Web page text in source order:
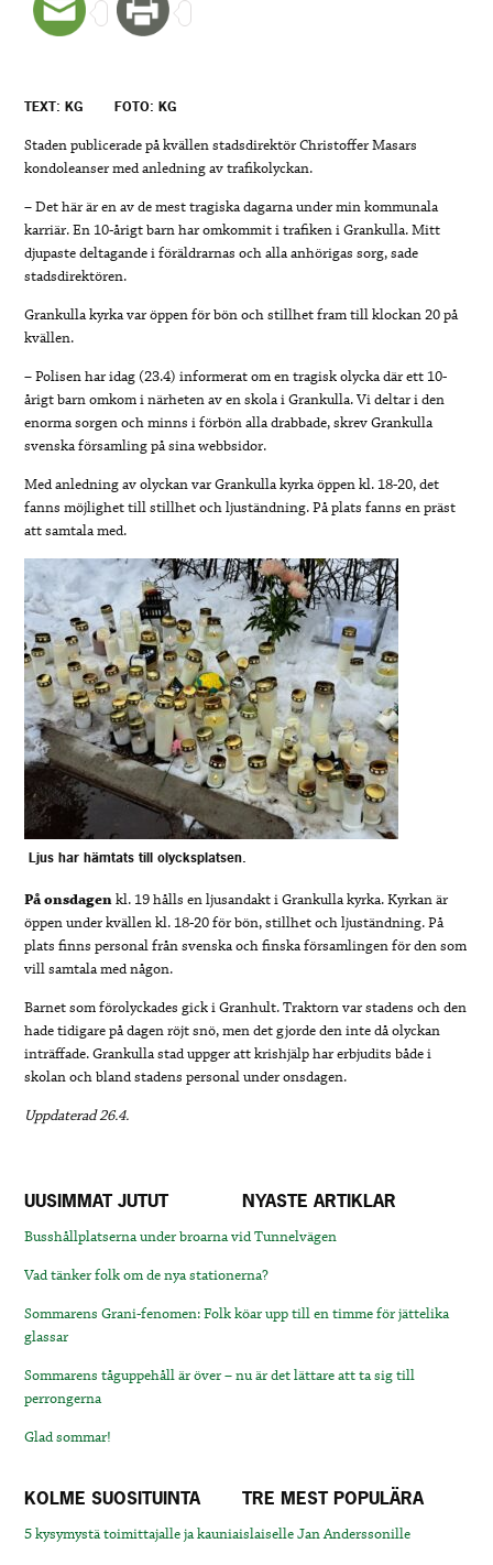
TEXT: KG FOTO: KG
Staden publicerade på kvällen stadsdirektör Christoffer Masars
kondoleanser med anledning av trafikolyckan.
– Det här är en av de mest tragiska dagarna under min kommunala
karriär. En 10-årigt barn har omkommit i trafiken i Grankulla. Mitt
djupaste deltagande i föräldrarnas och alla anhörigas sorg, sade
stadsdirektören.
Grankulla kyrka var öppen för bön och stillhet fram till klockan 20 på
kvällen.
– Polisen har idag (23.4) informerat om en tragisk olycka där ett 10-
årigt barn omkom i närheten av en skola i Grankulla. Vi deltar i den
enorma sorgen och minns i förbön alla drabbade,skrev Grankulla
svenska församling på sina webbsidor.
Med anledning av olyckan var Grankulla kyrka öppen kl. 18-20, det
fanns möjlighet till stillhet och ljuständning. På plats fanns en präst
att samtala med.
Ljus har hämtats till olycksplatsen.
På onsdagenkl. 19 hålls en ljusandakt i Grankulla kyrka. Kyrkan är
öppen under kvällen kl. 18-20 för bön, stillhet och ljuständning. På
plats finns personal från svenska och finska församlingen för den som
vill samtala med någon.
Barnet som förolyckades gick i Granhult. Traktorn var stadens och den
hade tidigare på dagen röjt snö, men det gjorde den inte då olyckan
inträffade.Grankulla stad uppger att krishjälp har erbjudits både i
skolan och bland stadens personal under onsdagen.
Uppdaterad 26.4.
UUSIMMAT JUTUT NYASTE ARTIKLAR
Busshållplatserna under broarna vid Tunnelvägen
Vad tänker folk om de nya stationerna?
Sommarens Grani-fenomen: Folk köar upp till en timme för jättelika
glassar
Sommarens tåguppehåll är över – nu är det lättare att ta sig till
perrongerna
Glad sommar!
KOLME SUOSITUINTA TRE MEST POPULÄRA
5 kysymystä toimittajalle ja kauniaislaiselle Jan Anderssonille